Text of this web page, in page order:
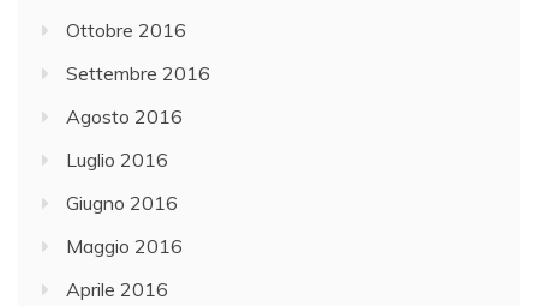
Ottobre 2016
Settembre 2016
Agosto 2016
Luglio 2016
Giugno 2016
Maggio 2016
Aprile 2016